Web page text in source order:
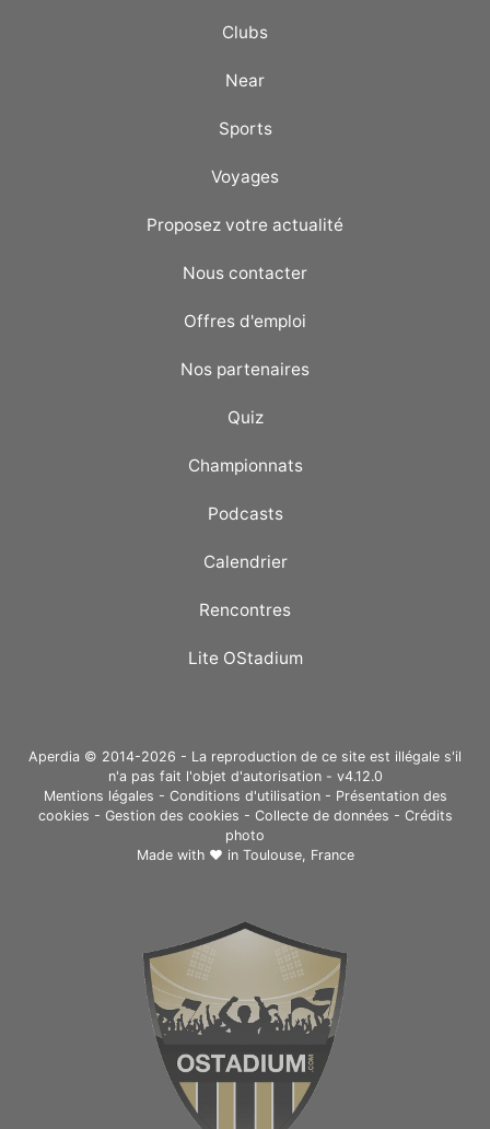
Clubs
Near
Sports
Voyages
Proposez votre actualité
Nous contacter
Offres d'emploi
Nos partenaires
Quiz
Championnats
Podcasts
Calendrier
Rencontres
Lite OStadium
Aperdia © 2014-2026 - La reproduction de ce site est illégale s'il
n'a pas fait l'objet d'autorisation - v4.12.0
Mentions légales - Conditions d'utilisation- Présentation des
cookies - Gestion des cookies - Collecte de données - Crédits
photo
Made with ❤ in Toulouse, France